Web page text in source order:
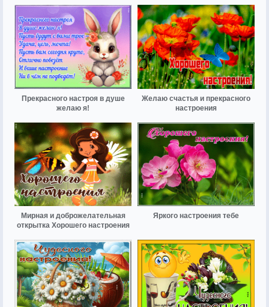
Прекрасного настроя в душе
желаю я!
Желаю счастья и прекрасного
настроения
Мирная и доброжелательная
открытка Хорошего настроения
Яркого настроения тебе